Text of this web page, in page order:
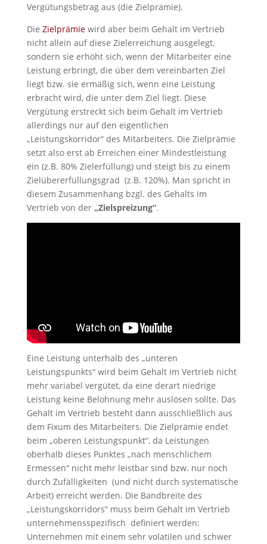
Vergütungsbetrag aus (die Zielprämie).
Die Zielprämiewird aber beim Gehalt im Vertrieb
nicht allein auf diese Zielerreichung ausgelegt,
sondern sie erhöht sich, wenn der Mitarbeiter eine
Leistung erbringt, die über dem vereinbarten Ziel
liegt bzw. sie ermäßig sich, wenn eine Leistung
erbracht wird, die unter dem Ziel liegt. Diese
Vergütung erstreckt sich beim Gehalt im Vertrieb
allerdings nur auf den eigentlichen
„Leistungskorridor“ des Mitarbeiters. Die Zielprämie
setzt also erst ab Erreichen einer Mindestleistung
ein (z.B. 80% Zielerfüllung) und steigt bis zu einem
Zielübererfüllungsgrad (z.B. 120%). Man spricht in
diesem Zusammenhang bzgl. des Gehalts im
Vertrieb von der„Zielspreizung“.
Eine Leistung unterhalb des „unteren
Leistungspunkts“ wird beim Gehalt im Vertrieb nicht
mehr variabel vergütet, da eine derart niedrige
Leistung keine Belohnung mehr auslösen sollte. Das
Gehalt im Vertrieb besteht dann ausschließlich aus
dem Fixum des Mitarbeiters. Die Zielprämie endet
beim „oberen Leistungspunkt“, da Leistungen
oberhalb dieses Punktes „nach menschlichem
Ermessen“ nicht mehr leistbar sind bzw. nur noch
durch Zufälligkeiten (und nicht durch systematische
Arbeit) erreicht werden. Die Bandbreite des
„Leistungskorridors“ muss beim Gehalt im Vertrieb
unternehmensspezifisch definiert werden:
Unternehmen mit einem sehr volatilen und schwer